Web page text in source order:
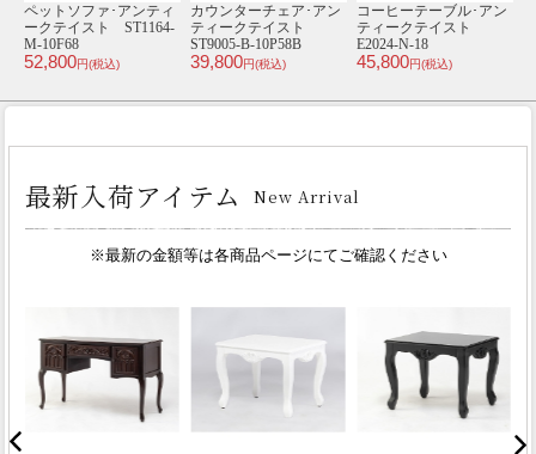
ペットソファ･アンティ
ークテイスト ST1164-
M-10F68
52,800円(税込)
カウンターチェア･アン
ティークテイスト
ST9005-B-10P58B
39,800円(税込)
コーヒーテーブル･アン
ティークテイスト
E2024-N-18
45,800円(税込)